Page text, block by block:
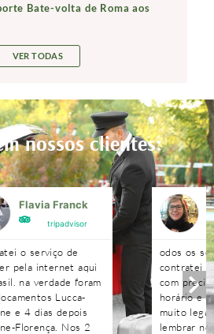
Bate-volta de Roma aos
VER TODAS
nossos clientes:
Flavia Franck
tripadvisor
o serviço de
pela internet aqui
na verdade foram
Lucca-
e 4 dias depois
Florença. Nos 2
odos os
contratei
com
horário e
muito
lembrar